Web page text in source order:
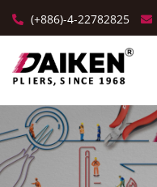
(+886)-4-22782825